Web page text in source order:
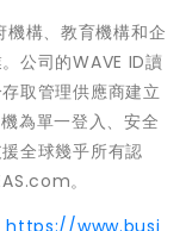
構、教育機構和企
公司的WAVE ID讀
取管理供應商建立
為單一登入、安全
全球幾乎所有認
。
https://www.busi